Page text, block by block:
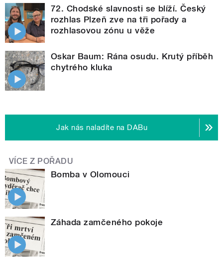
72. Chodské slavnosti se blíží. Český
rozhlas Plzeň zve na tři pořady a
rozhlasovou zónu u věže
Oskar Baum: Rána osudu. Krutý příběh
chytrého kluka
Jak nás naladíte na DABu
VÍCE Z POŘADU
Bomba v Olomouci
Záhada zamčeného pokoje